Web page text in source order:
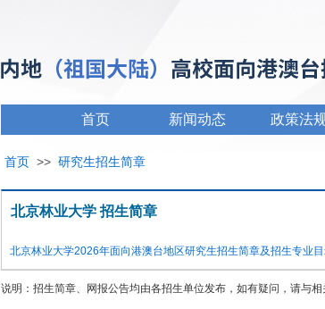
首页 新闻动态 政策法
首页 >> 研究生招生简章
北京林业大学 招生简章
北京林业大学2026年面向港澳台地区研究生招生简章及招生专业
说明：招生简章、网报公告均由各招生单位发布，如有疑问，请与